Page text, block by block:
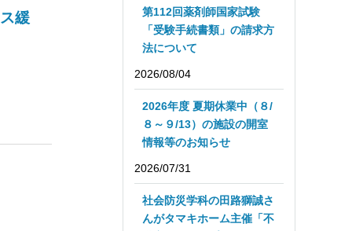
緩
第112回薬剤師国家試験
「受験手続書類」の請求方
法について
2026/08/04
2026年度 夏期休業中（８/
８～９/13）の施設の開室
情報等のお知らせ
2026/07/31
社会防災学科の田路獅誠さ
んがタマキホーム主催「不